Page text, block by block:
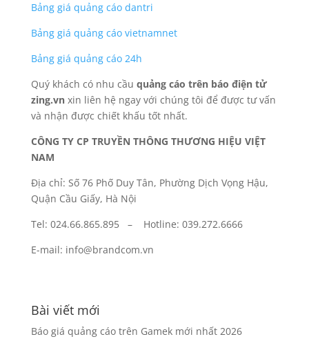
Bảng giá quảng cáo dantri
Bảng giá quảng cáo vietnamnet
Bảng giá quảng cáo 24h
Quý khách có nhu cầu quảng cáo trên báo điện tử
zing.vn xin liên hệ ngay với chúng tôi để được tư vấn
và nhận được chiết khấu tốt nhất.
CÔNG TY CP TRUYỀN THÔNG THƯƠNG HIỆU VIỆT
NAM
Địa chỉ: Số 76 Phố Duy Tân, Phường Dịch Vọng Hậu,
Quận Cầu Giấy, Hà Nội
Tel: 024.66.865.895 – Hotline: 039.272.6666
E-mail: info@brandcom.vn
Bài viết mới
Báo giá quảng cáo trên Gamek mới nhất 2026